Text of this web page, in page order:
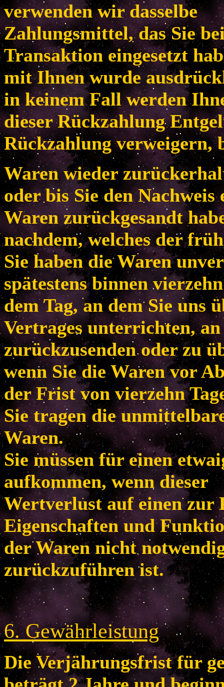
verwenden wir dasselbe
Zahlungsmittel, das Sie
Transaktion eingesetzt
mit Ihnen wurde
in keinem Fall werden
dieser Rückzahlung
Rückzahlung verweigern,
Waren wieder
oder bis Sie den
Waren zurückgesandt
nachdem, welches der
Sie haben die Waren
spätestens binnen
dem Tag, an dem Sie uns
Vertrages unterrichten, an
zurückzusenden oder zu
wenn Sie die Waren vor
der Frist von vierzehn
Sie tragen die
Waren.
Sie müssen für einen
aufkommen, wenn dieser
Wertverlust auf einen zur
Eigenschaften und
der Waren nicht
zurückzuführen ist.
6. Gewährleistung
Die Verjährungsfrist für